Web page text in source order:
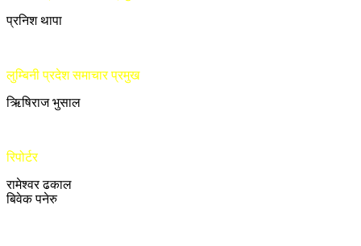
प्रनिश थापा
लुम्बिनी प्रदेश समाचार प्रमुख
ऋिषिराज भुसाल
रिपोर्टर
रामेश्वर ढकाल
बिवेक पनेरु